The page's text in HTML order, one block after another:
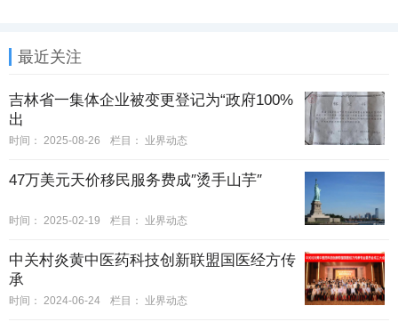
最近关注
吉林省一集体企业被变更登记为“政府100%
出
时间： 2025-08-26 栏目： 业界动态
47万美元天价移民服务费成″烫手山芋″
时间： 2025-02-19 栏目： 业界动态
中关村炎黄中医药科技创新联盟国医经方传
承
时间： 2024-06-24 栏目： 业界动态